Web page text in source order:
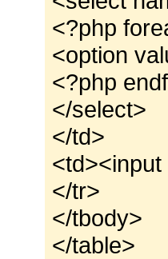
<?php
<option
<?php
</select>
</td>
</tr>
</tbody>
</table>